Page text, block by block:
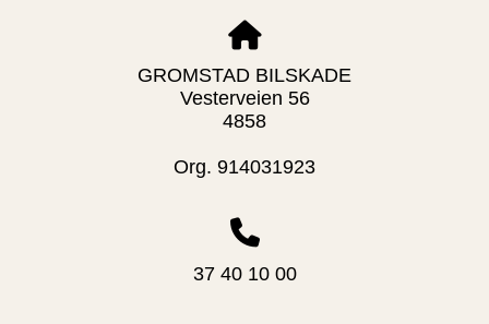
GROMSTAD BILSKADE
Vesterveien 56
4858
Org. 914031923
37 40 10 00